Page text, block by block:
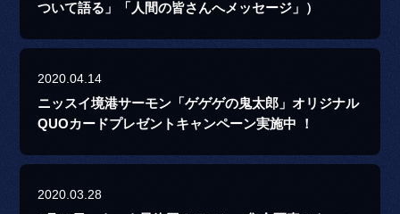
ついて語る」「人間の皆さんへメッセージ」）
2020.04.14
ニッスイ境港サーモン「ゲゲゲの鬼太郎」オリジナル
QUOカードプレゼントキャンペーン実施中 ！
2020.03.28